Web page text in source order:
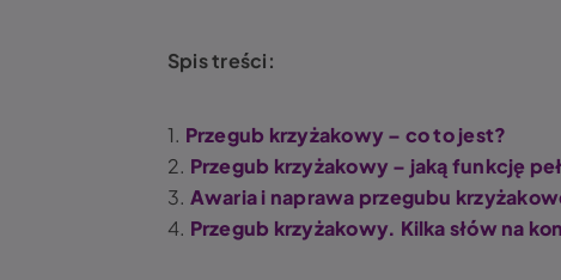
Spis treści:
1. Przegub krzyżakowy – co to jest?
2. Przegub krzyżakowy – jaką funkcję
3. Awaria i naprawa przegubu
4. Przegub krzyżakowy. Kilka słów na